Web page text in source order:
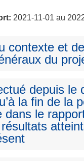
2021-11-01 au
contexte et
du
depuis le
la fin de la
dans le